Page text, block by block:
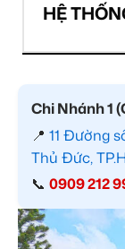
HỆ
Chi Nhánh 1
📍 11 Đường
Thủ Đức,
📞 0909 212